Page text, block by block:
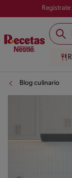
Blog culinario